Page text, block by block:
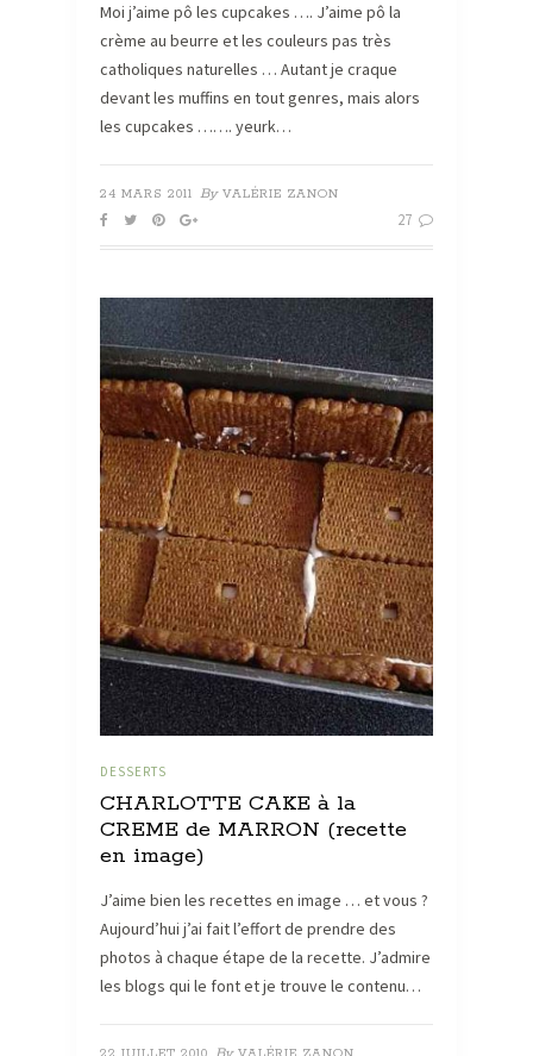
Moi j’aime pô les cupcakes …. J’aime pô la
crème au beurre et les couleurs pas très
catholiques naturelles … Autant je craque
devant les muffins en tout genres, mais alors
les cupcakes ……. yeurk…
24 MARS 2011 By VALÉRIE ZANON
27
DESSERTS
CHARLOTTE CAKE à la
CREME de MARRON (recette
en image)
J’aime bien les recettes en image … et vous ?
Aujourd’hui j’ai fait l’effort de prendre des
photos à chaque étape de la recette. J’admire
les blogs qui le font et je trouve le contenu…